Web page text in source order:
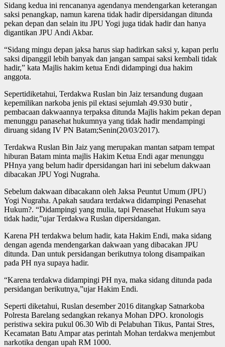
Sidang kedua ini rencananya agendanya mendengarkan keterangan
saksi penangkap, namun karena tidak hadir dipersidangan ditunda
pekan depan dan selain itu JPU Yogi juga tidak hadir dan hanya
digantikan JPU Andi Akbar.
“Sidang mingu depan jaksa harus siap hadirkan saksi y, kapan perlu
saksi dipanggil lebih banyak dan jangan sampai saksi kembali tidak
hadir,” kata Majlis hakim ketua Endi didampingi dua hakim
anggota.
Sepertidiketahui, Terdakwa Ruslan bin Jaiz tersandung dugaan
kepemilikan narkoba jenis pil ektasi sejumlah 49.930 butir ,
pembacaan dakwaannya terpaksa ditunda Majlis hakim pekan depan
menunggu panasehat hukumnya yang tidak hadir mendampingi
diruang sidang IV PN Batam;Senin(20/03/2017).
Terdakwa Ruslan Bin Jaiz yang merupakan mantan satpam tempat
hiburan Batam minta majlis Hakim Ketua Endi agar menunggu
PHnya yang belum hadir dpersidangan hari ini sebelum dakwaan
dibacakan JPU Yogi Nugraha.
Sebelum dakwaan dibacakann oleh Jaksa Peuntut Umum (JPU)
Yogi Nugraha. Apakah saudara terdakwa didampingi Penasehat
Hukum?. “Didampingi yang mulia, tapi Penasehat Hukum saya
tidak hadir,”ujar Terdakwa Ruslan dipersidangan.
Karena PH terdakwa belum hadir, kata Hakim Endi, maka sidang
dengan agenda mendengarkan dakwaan yang dibacakan JPU
ditunda. Dan untuk persidangan berikutnya tolong disampaikan
pada PH nya supaya hadir.
“Karena terdakwa didampingi PH nya, maka sidang ditunda pada
persidangan berikutnya,”ujar Hakim Endi.
Seperti diketahui, Ruslan desember 2016 ditangkap Satnarkoba
Polresta Barelang sedangkan rekanya Mohan DPO. kronologis
peristiwa sekira pukul 06.30 Wib di Pelabuhan Tikus, Pantai Stres,
Kecamatan Batu Ampar atas perintah Mohan terdakwa menjembut
narkotika dengan upah RM 1000.